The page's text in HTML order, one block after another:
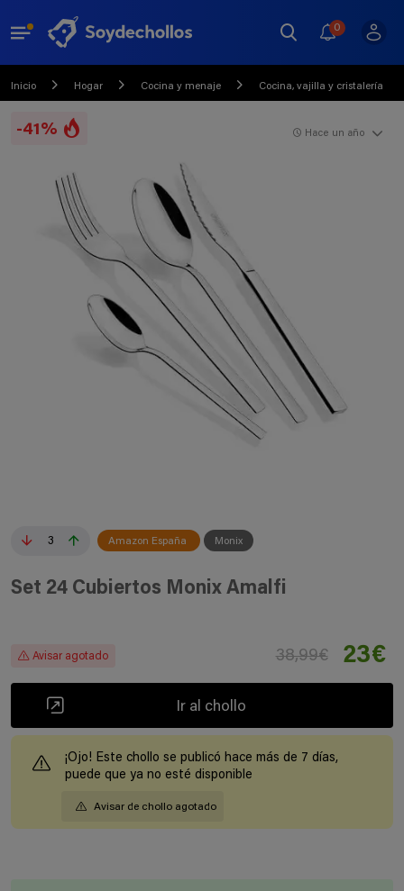
0
Inicio Hogar Cocina y menaje Cocina, vajilla y cristalería
-41%
3 Amazon España Monix
Hace un año
Set 24 Cubiertos Monix Amalfi
Avisar agotado 38,99€ 23€
Ir al chollo
¡Ojo! Este chollo se publicó hace más de 7 días,
puede que ya no esté disponible
Avisar de chollo agotado